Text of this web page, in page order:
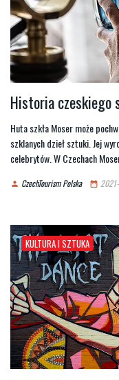
Historia czeskiego
Huta szkła Moser może
szklanych dzieł sztuki. Jej
celebrytów. W Czechach
person CzechTourism Polska date_range
KULTURA I SZTUKA